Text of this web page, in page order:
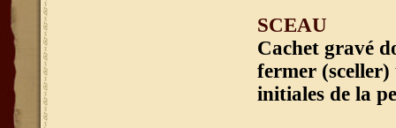
SCEAU
Cachet gravé
fermer (sceller)
initiales de la